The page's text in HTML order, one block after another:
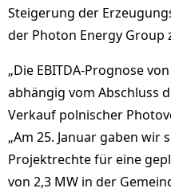
Steigerung der
der Photon Energy Group
„Die EBITDA-Prognose
abhängig vom Abschluss
Verkauf polnischer
„Am 25. Januar gaben
Projektrechte für eine
von 2,3 MW in der